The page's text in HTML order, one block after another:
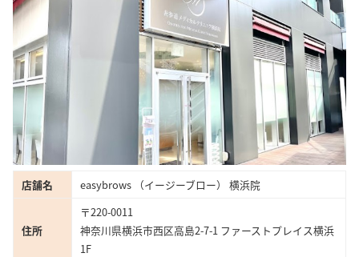
店舗名 easybrows （イージーブロー） 横浜院
住所
〒220-0011
神奈川県横浜市西区高島2-7-1 ファーストプレイス横浜
1F